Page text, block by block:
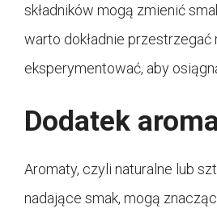
składników mogą zmienić
warto dokładnie przestrzegać
eksperymentować, aby
Dodatek
Aromaty, czyli naturalne lub
nadające smak, mogą